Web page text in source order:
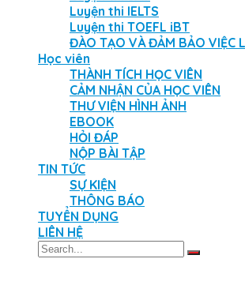
Luyện thi IELTS
Luyện thi TOEFL iBT
ĐÀO TẠO VÀ ĐẢM BẢO VIỆC
Học viên
THÀNH TÍCH HỌC VIÊN
CẢM NHẬN CỦA HỌC VIÊN
THƯ VIỆN HÌNH ẢNH
EBOOK
HỎI ĐÁP
NỘP BÀI TẬP
TIN TỨC
SỰ KIỆN
THÔNG BÁO
TUYỂN DỤNG
LIÊN HỆ